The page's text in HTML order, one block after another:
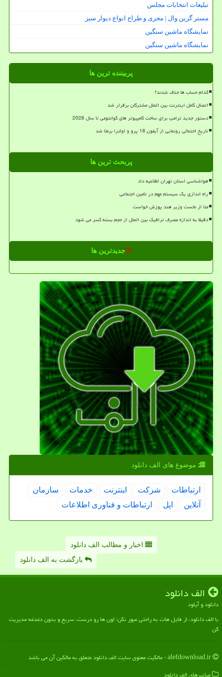
تبلیغات انتخابات مجلس
مستر گرین وال | مجری و طراح انواع دیوار سبز
نمایشگاه ماشین سنگین
نمایشگاه ماشین سنگین
پربیننده ترین ها
کدام حساب ها حذف شدند؟
اتصال کامل اینترنت بین الملل مشترکان برقرار شد
دستور جدید ترامپ برای ساخت کامپیوتر های کوانتومی تا سال 2028
تاریخ احتمالی رونمایی از آیفون 18 پرو و اولترا برملا شد
پربحث ترین ها
هواشناسی استان تهران اطلاعیه داد
راه اندازی یک سیستم مهم در تامین اجتماعی
متا از نخست وزیر هند پوزش خواست
دقیقا به اندازه مصرف ترافیک بین الملل از حجم بسته کسر می شود
جدیدترین ها
موضوع های الف دانلود
ارتباطات شركت اینترنت خدمات
سازمان
آنلاین
اپل ارتباطات و فناوری اطلاعات
اخبار و مطالب الف دانلود
بازگشت به الف دانلود
الف دانلود
دانلود و آپلود
با الف دانلود، از فایل هات به راحتی عبور نکن؛ اون ها رو درست، سریع و بدون دغدغه مدیریت
کن